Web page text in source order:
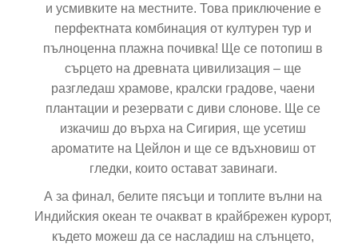
и усмивките на местните. Това приключение е
перфектната комбинация от културен тур и
пълноценна плажна почивка! Ще се потопиш в
сърцето на древната цивилизация – ще
разгледаш храмове, кралски градове, чаени
плантации и резервати с диви слонове. Ще се
изкачиш до върха на Сигирия, ще усетиш
ароматите на Цейлон и ще се вдъхновиш от
гледки, които остават завинаги.
А за финал, белите пясъци и топлите вълни на
Индийския океан те очакват в крайбрежен курорт,
където можеш да се насладиш на слънцето,